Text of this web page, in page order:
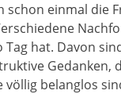
schon einmal die
Tag hat. Davon
völlig belanglos